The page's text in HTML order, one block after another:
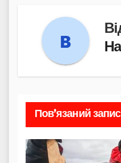
Пов’язаний запис